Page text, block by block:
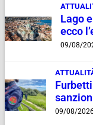
Lago
ecco
09/08/
09/08/